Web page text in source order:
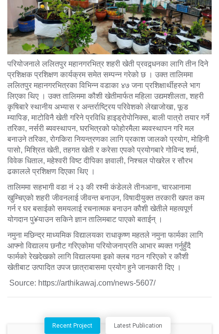
परियोजनाले ललितपुर महानगरभित्र शहरी खेती प्रवद्र्धनका लागि तीन दिने
प्रशिक्षक प्रशिक्षण कार्यक्रम समेत सम्पन्न गरेको छ । उक्त तालिममा
ललितपुर महानगरभित्रका विभिन्न वडाका ४७ जना प्रशिक्षार्थीहरुले भाग
लिएका थिए । उक्त तालिममा कौशी खेतीमार्फत महिला उद्यमशीलता, शहरी
कृषिबारे स्थानीय अभ्यास र अन्तर्राष्ट्रिय परिवेशको लेखाजोखा, फूड
म्यापिङ, माटोविनै खेती गरिने प्रविधि हाइड्रोपोनिक्स, बाली पात्रो तयार गर्ने
तरिका, नर्सरी ब्यवस्थापन, घरभित्रको फोहोरमैला ब्यवस्थापन गरि मल
बनाउने तरिका, रोगकिरा नियन्त्रणका लागि प्रकाश जालको प्रयोग, मोहिनी
पासो, मिश्रित खेती, तहगत खेती र करेसा एपको प्रयोगबारे गोविन्द शर्मा,
विवेक धिताल, महेश्वरी विष्ट दीपिका ज्ञवाली, निश्चल पोखरेल र सौरभ
ढकालले प्रशिक्षण दिएका थिए ।
तालिममा सहभागी वडा नं २३ की रश्मी कंडेलले तीनआना, चारआनामा
खुम्चिएको शहरी जीवनलाई जीवन्त बनाउन, विषादीयुक्त तरकारी खपत कम
गर्न र घर बसाईको समयलाई रचनात्मक बनाउन कौशी खेतीले महत्वपूर्ण
योगदान पु¥याउन सकिने ज्ञान तालिमबाट पाएको बताईन् ।
नमुना मछिन्द्र माध्यमिक विद्यालयका राधाकृष्ण महतले नमुना फार्मका लागि
आफ्नो विद्यालय छनौट गरिएकोमा परियोजनाप्रति आभार ब्यक्त गर्नुहुँदै
फार्मको रेखदेखको लागि विद्यालयमा इको क्लब गठन गरिएको र कौशी
खेतीबाट उत्पादित उपज छात्राबासमा प्रयोग हुने जानकारी दिए ।
Source: https://arthikawaj.com/news-5607/
Recent Project Latest Publication